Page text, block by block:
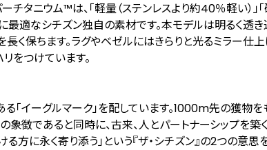
チタニウム™は、「軽量（ステンレスより約40％軽い）」
に最適なシチズン独自の素材です。本モデルは明るく透
長く保ちます。ラグやベゼルにはきらりと光るミラー仕
をつけています。
る「イーグルマーク」を配しています。1000m先の獲物
徴であると同時に、古来、⼈とパートナーシップを築
⽅に永く寄り添う」という『ザ・シチズン』の2つの意思